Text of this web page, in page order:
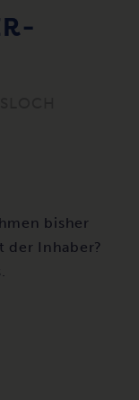
bisher
der Inhaber?